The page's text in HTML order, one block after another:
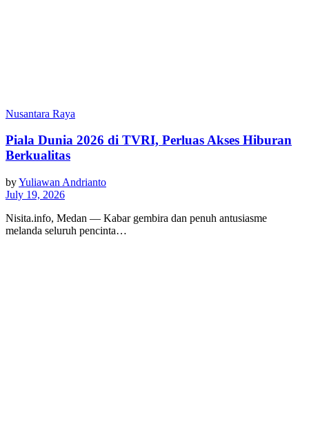
Nusantara Raya
Piala Dunia 2026 di TVRI, Perluas Akses Hiburan
Berkualitas
byYuliawan Andrianto
July 19, 2026
Nisita.info, Medan — Kabar gembira dan penuh antusiasme
melanda seluruh pencinta…